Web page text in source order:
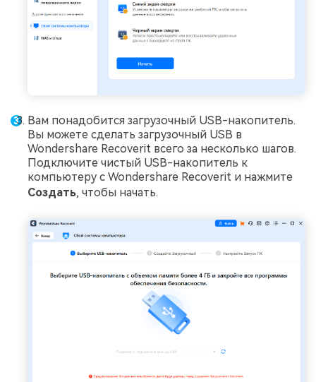
Вам понадобится загрузочный USB-накопитель.
Вы можете сделать загрузочный USB в
Wondershare Recoverit всего за несколько шагов.
Подключите чистый USB-накопитель к
компьютеру с Wondershare Recoverit и нажмите
Создать, чтобы начать.